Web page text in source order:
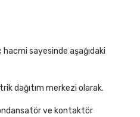
sayesinde aşağıdaki
dağıtım merkezi olarak.
ve kontaktör